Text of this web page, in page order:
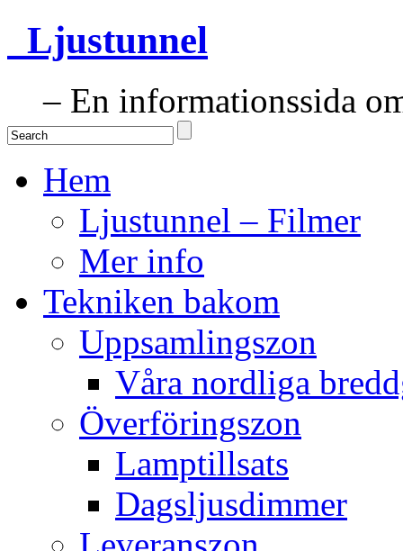
Ljustunnel
– En informationssida
Hem
Ljustunnel – Filmer
Mer info
Tekniken bakom
Uppsamlingszon
Våra nordliga
Överföringszon
Lamptillsats
Dagsljusdimmer